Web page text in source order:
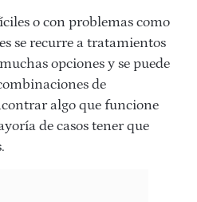
o con problemas como
se recurre a tratamientos
opciones y se puede
de
algo que funcione
de casos tener que